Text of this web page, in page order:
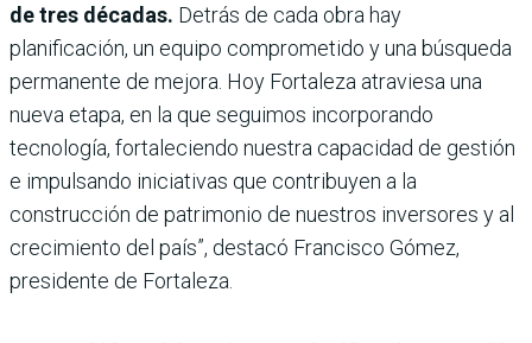
de tres décadas. Detrás de cada obra hay
planificación, un equipo comprometido y una bús­queda
permanente de mejora. Hoy Fortaleza atraviesa una
nueva etapa, en la que segui­mos incorporando
tecnología, fortaleciendo nuestra capaci­dad de gestión
e impulsando iniciativas que contribuyen a la
construcción de patrimo­nio de nuestros inversores y al
crecimiento del país”, destacó Francisco Gómez,
presidente de Fortaleza.